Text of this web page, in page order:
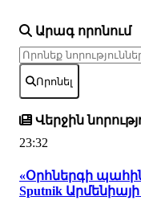
Արագ որոնում
Որոնել
Վերջին
23:32
«Օրհներգի
Sputnik